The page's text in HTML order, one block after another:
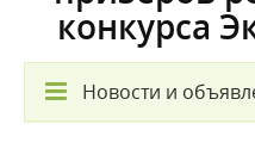
конкурса
Новости и